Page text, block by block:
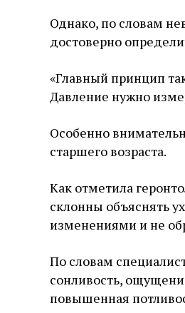
Однако, по словам
достоверно
«Главный принцип
Давление нужно
Особенно
старшего возраста.
Как отметила
склонны объяснять
изменениями и не
По словам
сонливость,
повышенная